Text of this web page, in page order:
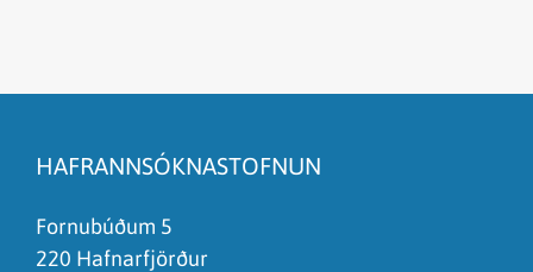
Það er of mikið efni á síðunni
Ég skil ekki efnið, finnst það of flókið
HAFRANNSÓKNASTOFNUN
Fornubúðum 5
220 Hafnarfjörður